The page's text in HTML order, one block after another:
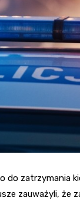
do zatrzymania
zauważyli, że